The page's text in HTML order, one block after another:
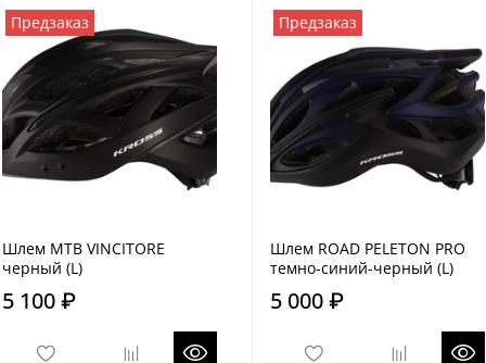
Предзаказ
Шлем MTB VINCITORE
черный (L)
5 100 ₽
Предзаказ
Шлем ROAD PELETON PRO
темно-синий-черный (L)
5 000 ₽